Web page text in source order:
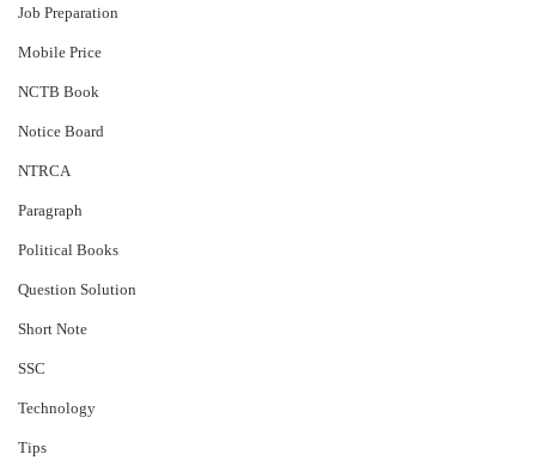
Job Preparation
Mobile Price
NCTB Book
Notice Board
NTRCA
Paragraph
Political Books
Question Solution
Short Note
‍SSC
Technology
Tips